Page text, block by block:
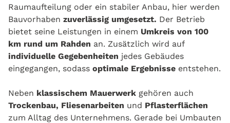
Raumaufteilung oder ein stabiler Anbau, hier werden
Bauvorhaben zuverlässig umgesetzt. Der Betrieb
bietet seine Leistungen in einem Umkreis von 100
km rund um Rahden an. Zusätzlich wird auf
individuelle Gegebenheiten jedes Gebäudes
eingegangen, sodass optimale Ergebnisse entstehen.
Neben klassischem Mauerwerk gehören auch
Trockenbau, Fliesenarbeiten und Pflasterflächen
zum Alltag des Unternehmens. Gerade bei Umbauten